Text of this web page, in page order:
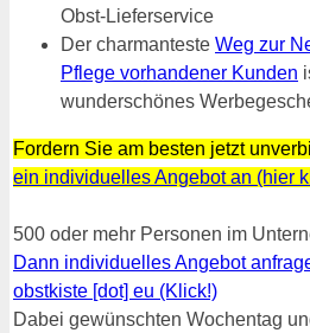
Obst-Lieferservice
Der charmanteste Weg zur
Pflege vorhandener Kunden
wunderschönes
Fordern Sie am besten jetzt
ein individuelles Angebot an (hier
500 oder mehr Personen im
Dann individuelles Angebot
obstkiste [dot] eu (Klick!)
Dabei gewünschten Wochentag